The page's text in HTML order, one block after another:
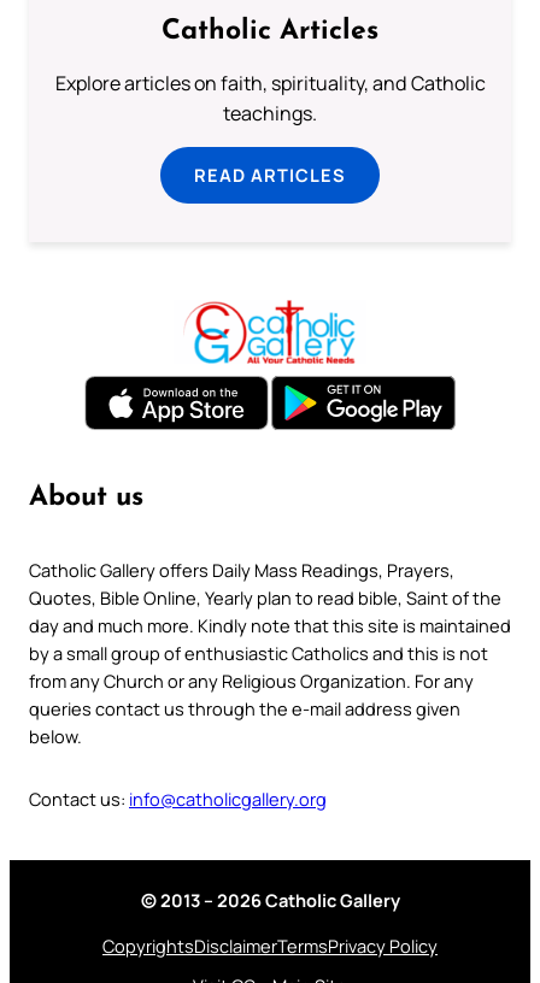
Catholic Articles
Explore articles on faith, spirituality, and Catholic
teachings.
READ ARTICLES
About us
Catholic Gallery offers Daily Mass Readings, Prayers,
Quotes, Bible Online, Yearly plan to read bible, Saint of the
day and much more. Kindly note that this site is maintained
by a small group of enthusiastic Catholics and this is not
from any Church or any Religious Organization. For any
queries contact us through the e-mail address given
below.
Contact us: info@catholicgallery.org
© 2013 – 2026 Catholic Gallery
CopyrightsDisclaimerTermsPrivacy Policy